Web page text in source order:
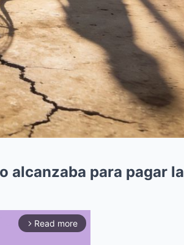
alcanzaba para pagar la
arrow_forward_ios Read more